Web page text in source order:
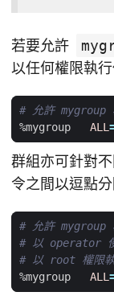
若要允許
以任何權限執
# 允許 mygroup
%mygroup ALL
群組亦可針對
令之間以逗點分
# 允許 mygroup
# 以 operator
# 以 root 權
%mygroup ALL